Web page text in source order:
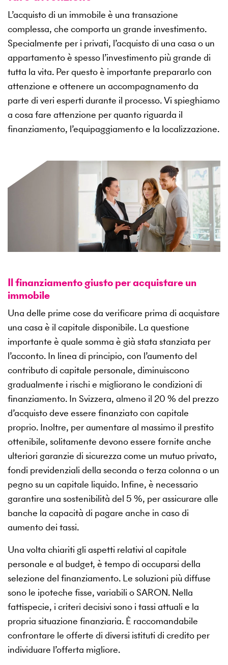
L’acquisto di un immobile è una transazione
complessa, che comporta un grande investimento.
Specialmente per i privati, l’acquisto di una casa o un
appartamento è spesso l’investimento più grande di
tutta la vita. Per questo è importante prepararlo con
attenzione e ottenere un accompagnamento da
parte di veri esperti durante il processo. Vi spieghiamo
a cosa fare attenzione per quanto riguarda il
finanziamento, l’equipaggiamento e la localizzazione.
Il finanziamento giusto per acquistare un
immobile
Una delle prime cose da verificare prima di acquistare
una casa è il capitale disponibile. La questione
importante è quale somma è già stata stanziata per
l’acconto. In linea di principio, con l’aumento del
contributo di capitale personale, diminuiscono
gradualmente i rischi e migliorano le condizioni di
finanziamento. In Svizzera, almeno il 20 % del prezzo
d’acquisto deve essere finanziato con capitale
proprio. Inoltre, per aumentare al massimo il prestito
ottenibile, solitamente devono essere fornite anche
ulteriori garanzie di sicurezza come un mutuo privato,
fondi previdenziali della seconda o terza colonna o un
pegno su un capitale liquido. Infine, è necessario
garantire una sostenibilità del 5 %, per assicurare alle
banche la capacità di pagare anche in caso di
aumento dei tassi.
Una volta chiariti gli aspetti relativi al capitale
personale e al budget, è tempo di occuparsi della
selezione del finanziamento. Le soluzioni più diffuse
sono le ipoteche fisse, variabili o SARON. Nella
fattispecie, i criteri decisivi sono i tassi attuali e la
propria situazione finanziaria. È raccomandabile
confrontare le offerte di diversi istituti di credito per
individuare l’offerta migliore.